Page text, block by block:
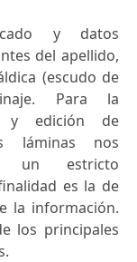
y datos
del apellido,
(escudo de
Para la
y edición de
láminas nos
un estricto
es la de
la información.
los principales